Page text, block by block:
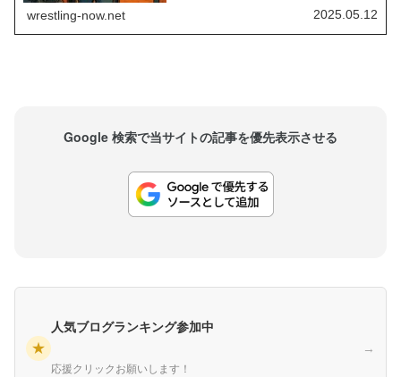
知的財産権をビジネスの重要事項に掲げており、
とを嫌う傾向があります。勝手にタトゥーを入れ
wrestling-now.net 2025.05.12
Google 検索で当サイトの記事を優先表示させる
★
人気ブログランキング参加中
応援クリックお願いします！
→